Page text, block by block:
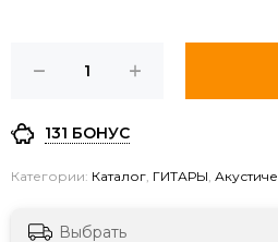
131 БОНУС
Категории: Каталог, ГИТАРЫ,
Выбрать